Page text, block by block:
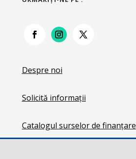
Despre noi
Solicită informații
Catalogul surselor de finanțare